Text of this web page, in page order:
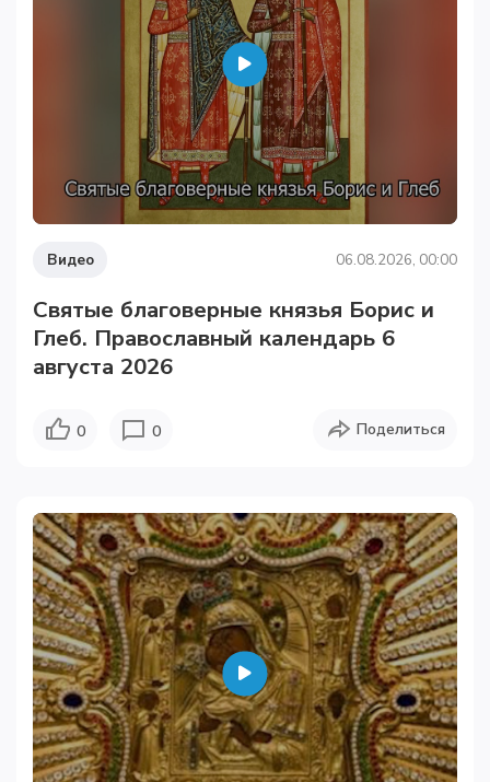
Видео 06.08.2026, 00:00
Святые благоверные князья Борис и
Глеб. Православный календарь 6
августа 2026
0 0 Поделиться